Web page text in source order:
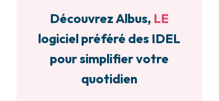
Découvrez Albus, LE
logiciel préféré des IDEL
pour simplifier votre
quotidien